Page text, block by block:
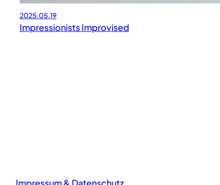
2025.05.19
Impressionists Improvised